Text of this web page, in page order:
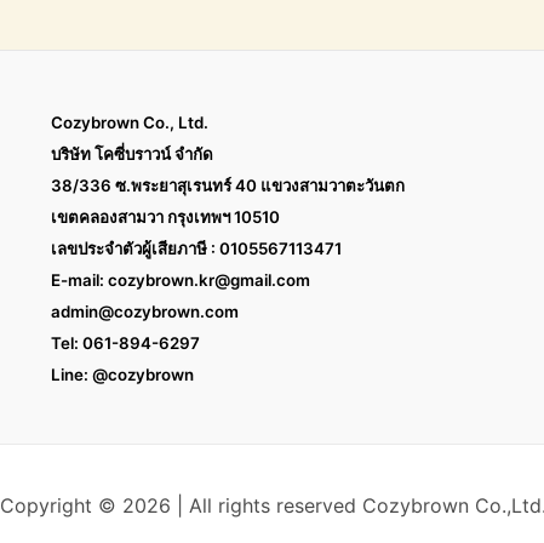
Cozybrown Co., Ltd.
บริษัท โคซี่บราวน์ จำกัด
38/336 ซ.พระยาสุเรนทร์ 40 แขวงสามวาตะวันตก
เขตคลองสามวา กรุงเทพฯ 10510
เลขประจำตัวผู้เสียภาษี : 0105567113471
E-mail: cozybrown.kr@gmail.com
admin@cozybrown.com
Tel: 061-894-6297
Line: @cozybrown
Copyright © 2026 | All rights reserved Cozybrown